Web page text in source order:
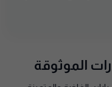
الموثوقة